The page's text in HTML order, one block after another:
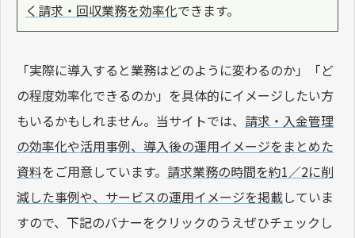
く請求・回収業務を効率化できます。
「実際に導入すると業務はどのように変わるのか」「ど
の程度効率化できるのか」を具体的にイメージしたい方
もいるかもしれません。当サイトでは、 請求・入金管理
の効率化や活用事例、導入後の運用イメージをまとめた
資料をご用意しています。 請求業務の時間を約1／2に削
減した事例や、サービスの運用イメージを掲載していま
すので、下記のバナーをクリックのうえぜひチェックし